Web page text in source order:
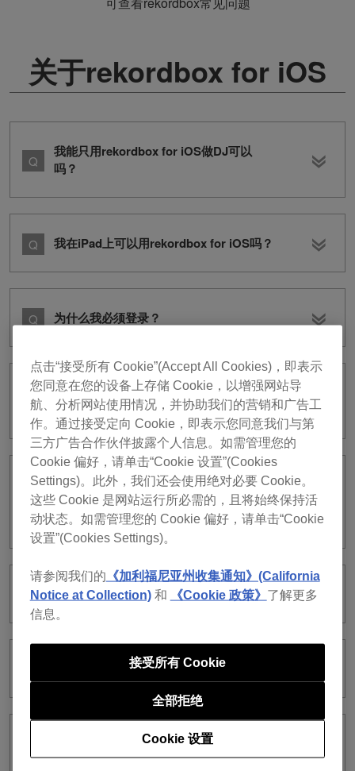
关于rekordbox for iOS
我能只用rekordbox for iOS做DJ可以
吗？
我在iPad上可以用rekordbox for iOS吗？
为什么我必须登录？
rekordbox for iOS (ver. 4)可以使用旧版
rekordbox for iOS的资料库吗？
我的 rekordbox for iOS (ver. 4)资料库是
否可以与早于 ver.6 的rekordbox for
Mac/Windows中的rekordbox同步？
在Lite Mode下可以使用哪些功能？
录音支持哪些音频格式？
能否用连接到 DJ 控制器的麦克风录制音
频？
点击“接受所有 Cookie”(Accept All Cookies)，即表示
您同意在您的设备上存储 Cookie，以增强网站导
航、分析网站使用情况，并协助我们的营销和广告工
作。通过接受定向 Cookie，即表示您同意我们与第
三方广告合作伙伴披露个人信息。如需管理您的
Cookie 偏好，请单击“Cookie 设置”(Cookies
Settings)。此外，我们还会使用绝对必要 Cookie。
这些 Cookie 是网站运行所必需的，且将始终保持活
动状态。如需管理您的 Cookie 偏好，请单击“Cookie
设置”(Cookies Settings)。
请参阅我们的 《加利福尼亚州收集通知》(California
Notice at Collection)和 《Cookie 政策》 了解更多
信息。
Cookie 设置
全部拒绝
接受所有 Cookie